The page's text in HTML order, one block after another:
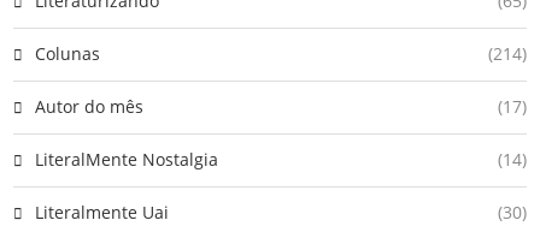
Colunas (214)
Autor do mês (17)
LiteralMente Nostalgia (14)
Literalmente Uai (30)